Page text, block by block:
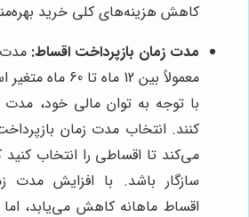
کاهش هزینه‌های کلی خرید
مدت زمان بازپرداخت اقساط: مدت
معمولاً بین 12
با توجه به توان مالی خود،
کنند. انتخاب مدت زمان
می‌کند تا اقساطی را انتخاب کنید
سازگار باشد. با افزایش مدت
اقساط ماهانه کاهش می‌یابد،